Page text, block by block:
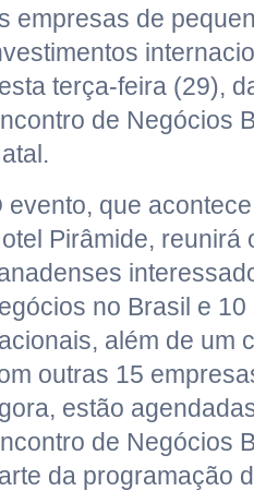
empresas de
terça-feira (29),
de Negócios
evento, que
Pirâmide, reunirá
no Brasil e
além de um
outras 15
estão
de Negócios
da programação